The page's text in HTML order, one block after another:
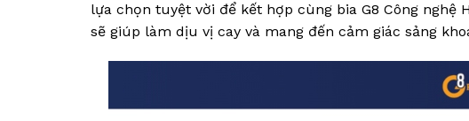
lựa chọn tuyệt vời để kết hợp cùng bia G8 Công nghệ
sẽ giúp làm dịu vị cay và mang đến cảm giác sảng